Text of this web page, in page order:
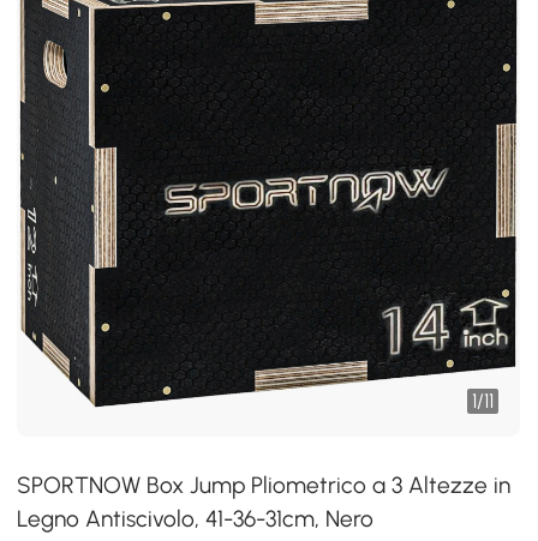
1/11
SPORTNOW Box Jump Pliometrico a 3 Altezze in
Legno Antiscivolo, 41-36-31cm, Nero